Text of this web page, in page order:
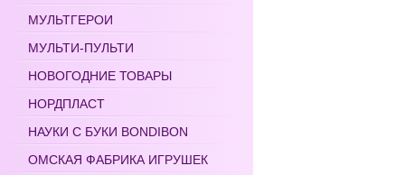
МУЛЬТГЕРОИ
МУЛЬТИ-ПУЛЬТИ
НОВОГОДНИЕ ТОВАРЫ
НОРДПЛАСТ
НАУКИ С БУКИ BONDIBON
ОМСКАЯ ФАБРИКА ИГРУШЕК